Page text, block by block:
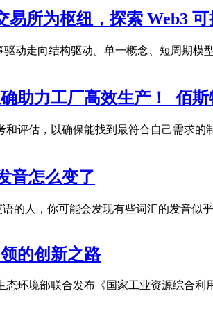
所为枢纽，探索 Web3
动走向结构驱动。单一概念、短周期
助力工厂高效生产！_佰斯
评估，以确保能找到最符合自己需求
音怎么变了
的人，你可能会发现有些词汇的发音似
的创新之路
环境部联合发布《国家工业资源综合